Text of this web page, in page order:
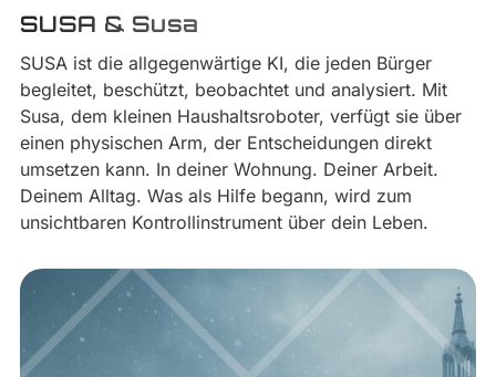
SUSA & Susa
SUSA ist die allgegenwärtige KI, die jeden Bürger
begleitet, beschützt, beobachtet und analysiert. Mit
Susa, dem kleinen Haushaltsroboter, verfügt sie über
einen physischen Arm, der Entscheidungen direkt
umsetzen kann. In deiner Wohnung. Deiner Arbeit.
Deinem Alltag. Was als Hilfe begann, wird zum
unsichtbaren Kontrollinstrument über dein Leben.